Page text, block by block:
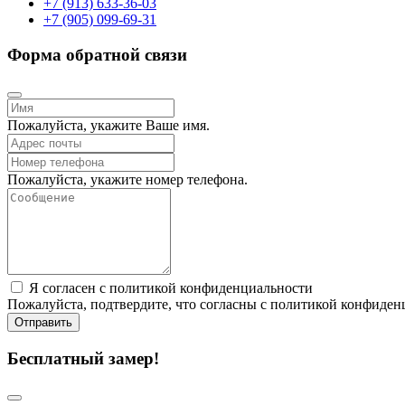
+7 (913) 633-36-03
+7 (905) 099-69-31
Форма обратной связи
Пожалуйста, укажите Ваше имя.
Пожалуйста, укажите номер телефона.
Я согласен с политикой конфиденциальности
Пожалуйста, подтвердите, что согласны с политикой
Отправить
Бесплатный замер!